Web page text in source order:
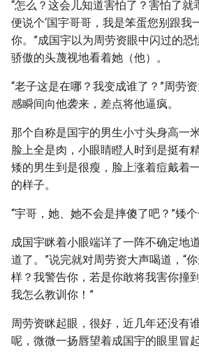
“怎么？这会儿知道害怕了？害怕了就
便说个‘国宇哥哥，我是笨蛋您别跟我
你。”成国宇以为周劳资眼中闪过的恐
骄傲的头蔑视地看着她（他）。
“老子这是在哪？我变成谁了？”周劳
感瞬间向他袭来，差点将他逼疯。
那个自称是国宇的男生小寸头身高一
脸上全是肉，小眼睛瞪人时到是挺有
矮的男生到是很瘦，脸上涨着痘戴着
的样子。
“宇哥，她、她不会是摔傻了吧？”矮个
成国宇眯着小眼端详了一阵不确定地
道了。”说完就对周劳资大声喝道，“
样？我警告你，若是你敢将我害你撞
我怎么教训你！”
周劳资眯起眼，很好，近几年还没有
呢，微微一扬唇望着成国宇的眼里冒起